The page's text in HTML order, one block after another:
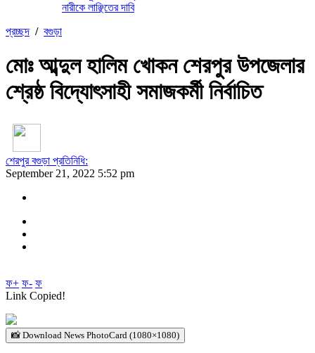
নারীকে লাঞ্ছিতের দাবি
প্রচ্ছদ / বগুড়া
মোঃ আব্দুল হালিম খোকন শেরপুর উপজেলার
শ্রেষ্ঠ বিদ্যোৎসাহী সমাজকর্মী নির্বাচিত
শেরপুর বগুড়া প্রতিনিধি:
September 21, 2022 5:52 pm
ফ+ ফ- ফ
Link Copied!
📸 Download News PhotoCard (1080×1080)